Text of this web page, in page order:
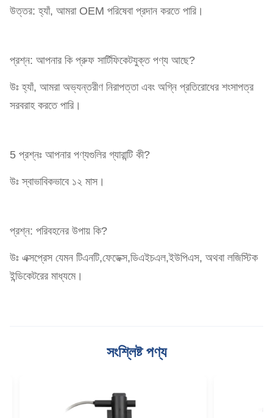
উত্তর: হ্যাঁ, আমরা OEM পরিষেবা প্রদান করতে পারি।
প্রশ্ন: আপনার কি প্রুফ সার্টিফিকেটযুক্ত পণ্য আছে?
উঃ হ্যাঁ, আমরা অভ্যন্তরীণ নিরাপত্তা এবং অগ্নি প্রতিরোধের শংসাপত্র
সরবরাহ করতে পারি।
5 প্রশ্নঃ আপনার পণ্যগুলির গ্যারান্টি কী?
উঃ স্বাভাবিকভাবে ১২ মাস।
প্রশ্ন: পরিবহনের উপায় কি?
উঃ এক্সপ্রেস যেমন টিএনটি,ফেডেক্স,ডিএইচএল,ইউপিএস, অথবা লজিস্টিক
ইন্ডিকেটরের মাধ্যমে।
সংশ্লিষ্ট পণ্য